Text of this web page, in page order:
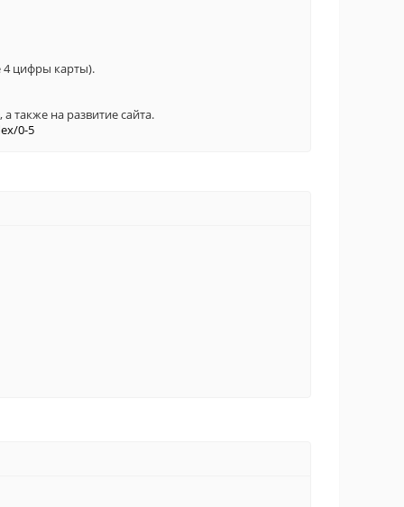
4 цифры карты).
также на развитие сайта.
0-5